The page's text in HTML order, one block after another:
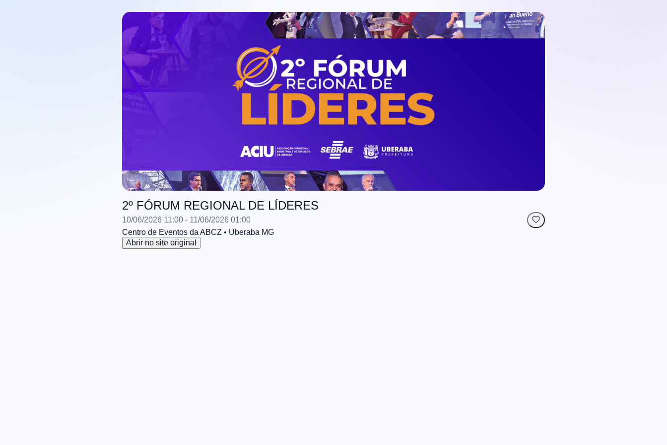
2º FÓRUM REGIONAL DE LÍDERES
10/06/2026 11:00 - 11/06/2026 01:00
Centro de Eventos da ABCZ • Uberaba MG
Abrir no site original